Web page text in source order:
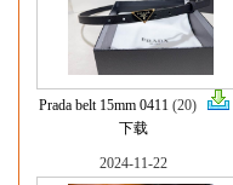
Prada belt 15mm 0411(20)
下载
2024-11-22